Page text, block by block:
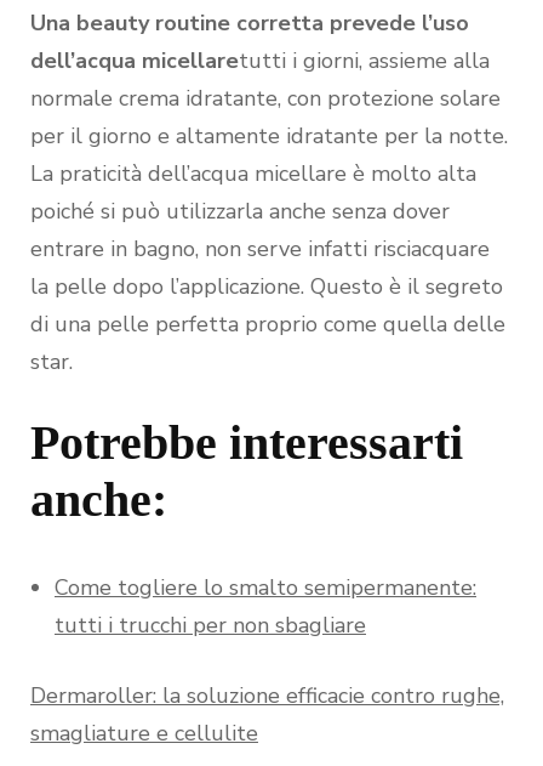
Una beauty routine corretta prevede l’uso
dell’acqua micellaretutti i giorni, assieme alla
normale crema idratante, con protezione solare
per il giorno e altamente idratante per la notte.
La praticità dell’acqua micellare è molto alta
poiché si può utilizzarla anche senza dover
entrare in bagno, non serve infatti risciacquare
la pelle dopo l’applicazione. Questo è il segreto
di una pelle perfetta proprio come quella delle
star.
Potrebbe interessarti
anche:
Come togliere lo smalto semipermanente:
tutti i trucchi per non sbagliare
Dermaroller: la soluzione efficacie contro rughe,
smagliature e cellulite